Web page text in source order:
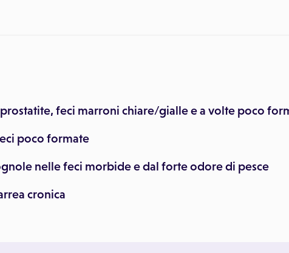
feci marroni chiare/gialle e a volte poco
poco formate
nelle feci morbide e dal forte odore di pesce
cronica